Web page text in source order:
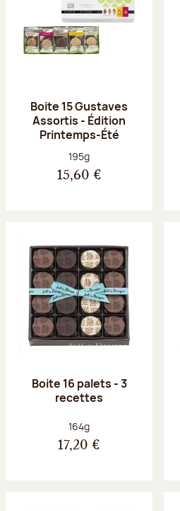
Boite 15 Gustaves
Assortis - Édition
Printemps-Été
Poids net :
195g
15,60 €
Boite 16 palets - 3
recettes
Poids net :
164g
17,20 €